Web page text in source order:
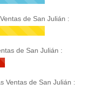
de San Julián :
de San Julián :
Ventas de San Julián :